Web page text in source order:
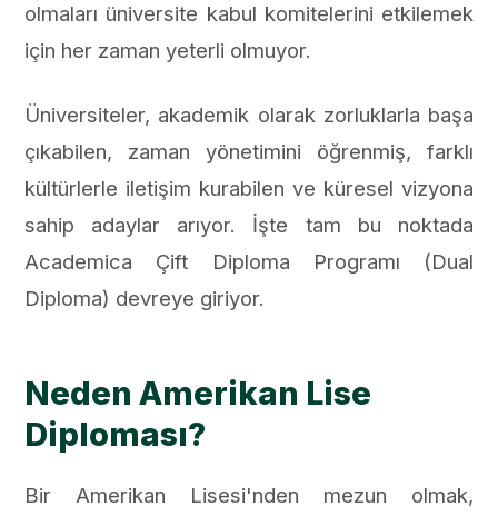
olmaları üniversite kabul komitelerini etkilemek
için her zaman yeterli olmuyor.
Üniversiteler, akademik olarak zorluklarla başa
çıkabilen, zaman yönetimini öğrenmiş, farklı
kültürlerle iletişim kurabilen ve küresel vizyona
sahip adaylar arıyor. İşte tam bu noktada
Academica Çift Diploma Programı (Dual
Diploma) devreye giriyor.
Neden Amerikan Lise
Diploması?
Bir Amerikan Lisesi'nden mezun olmak,